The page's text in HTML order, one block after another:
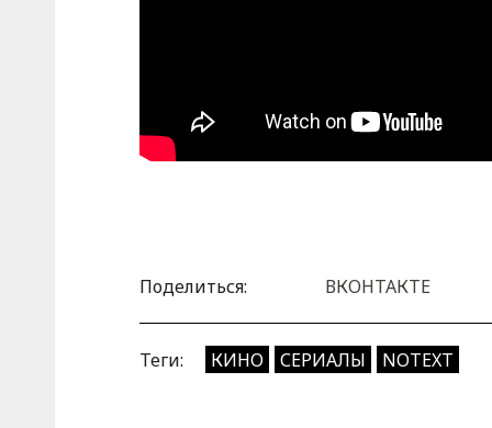
Поделиться: ВКОНТАКТЕ
Теги: КИНО СЕРИАЛЫ NOTEXT